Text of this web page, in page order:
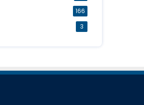
166
3